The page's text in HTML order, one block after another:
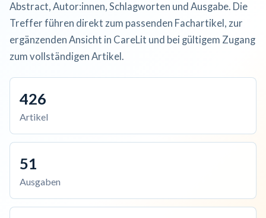
Abstract, Autor:innen, Schlagworten und Ausgabe. Die
Treffer führen direkt zum passenden Fachartikel, zur
ergänzenden Ansicht in CareLit und bei gültigem Zugang
zum vollständigen Artikel.
426
Artikel
51
Ausgaben